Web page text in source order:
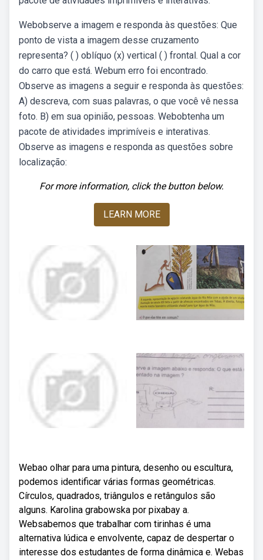
Webobserve a imagem e responda às questões: Que
ponto de vista a imagem desse cruzamento
representa? ( ) oblíquo (x) vertical ( ) frontal. Qual a cor
do carro que está. Webum erro foi encontrado.
Observe as imagens a seguir e responda às questões:
A) descreva, com suas palavras, o que você vê nessa
foto. B) em sua opinião, pessoas. Webobtenha um
pacote de atividades imprimíveis e interativas.
Observe as imagens e responda as questões sobre
localização:
For more information, click the button below.
LEARN MORE
Webao olhar para uma pintura, desenho ou escultura,
podemos identificar várias formas geométricas.
Círculos, quadrados, triângulos e retângulos são
alguns. Karolina grabowska por pixabay a.
Websabemos que trabalhar com tirinhas é uma
alternativa lúdica e envolvente, capaz de despertar o
interesse dos estudantes de forma dinâmica e. Webas